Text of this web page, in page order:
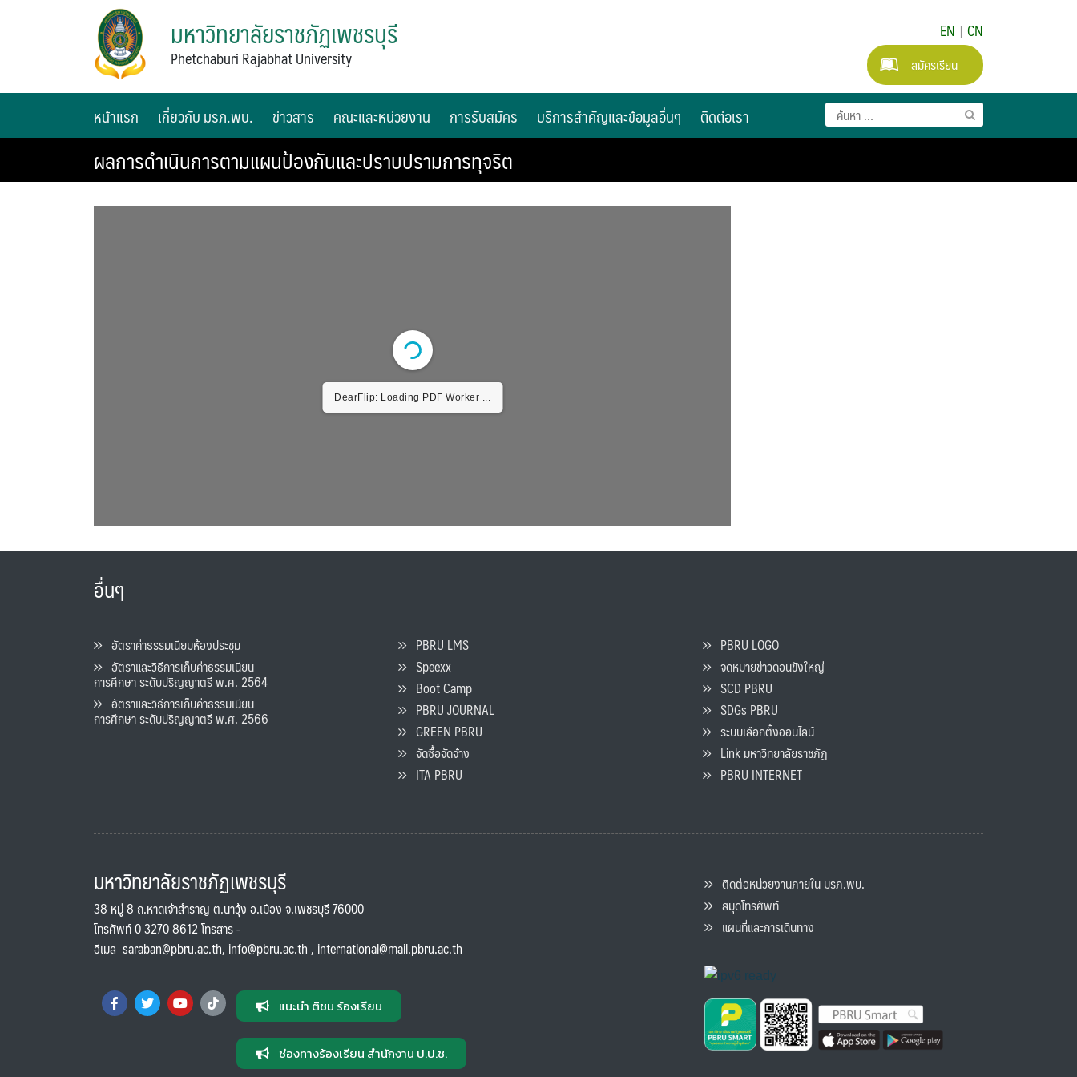
มหาวิทยาลัยราชภัฏเพชรบุรี
Phetchaburi Rajabhat University
EN | CN
สมัครเรียน
หน้าแรก เกี่ยวกับ มรภ.พบ. ข่าวสาร คณะและหน่วยงาน การรับสมัคร บริการสำคัญและข้อมูลอื่นๆ ติดต่อเรา
ผลการดำเนินการตามแผนป้องกันและปราบปรามการทุจริต
DearFlip: Loading PDF Worker ...
อื่นๆ
อัตราค่าธรรมเนียมห้องประชุม
อัตราและวิธีการเก็บค่าธรรมเนียน
การศึกษา ระดับปริญญาตรี พ.ศ. 2564
อัตราและวิธีการเก็บค่าธรรมเนียน
การศึกษา ระดับปริญญาตรี พ.ศ. 2566
PBRU LMS
Speexx
Boot Camp
PBRU JOURNAL
GREEN PBRU
จัดซื้อจัดจ้าง
ITA PBRU
PBRU LOGO
จดหมายข่าวดอนขังใหญ่
SCD PBRU
SDGs PBRU
ระบบเลือกตั้งออนไลน์
Link มหาวิทยาลัยราชภัฏ
PBRU INTERNET
มหาวิทยาลัยราชภัฏเพชรบุรี
38 หมู่ 8 ถ.หาดเจ้าสำราญ ต.นาวุ้ง อ.เมือง จ.เพชรบุรี 76000
โทรศัพท์ 0 3270 8612 โทรสาร -
อีเมล saraban@pbru.ac.th, info@pbru.ac.th, international@mail.pbru.ac.th
แนะนำ ติชม ร้องเรียน
ช่องทางร้องเรียน สำนักงาน ป.ป.ช.
ติดต่อหน่วยงานภายใน มรภ.พบ.
สมุดโทรศัพท์
แผนที่และการเดินทาง